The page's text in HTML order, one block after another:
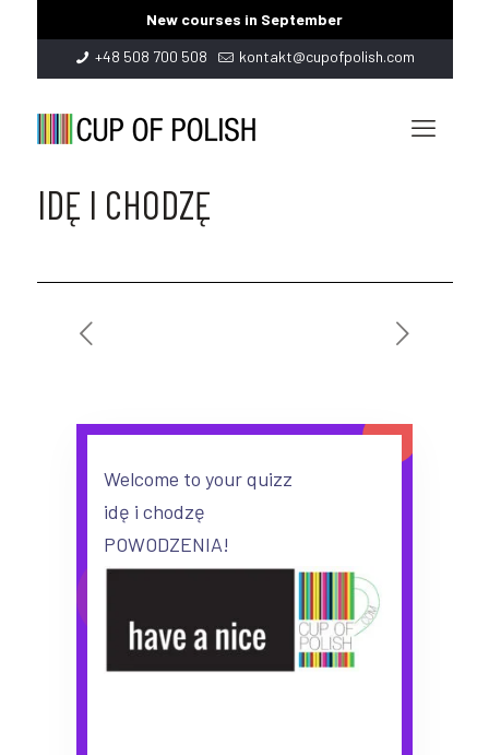
New courses in September
+48 508 700 508
kontakt@cupofpolish.com
IDĘ I CHODZĘ
Welcome to your quizz
idę i chodzę
POWODZENIA!